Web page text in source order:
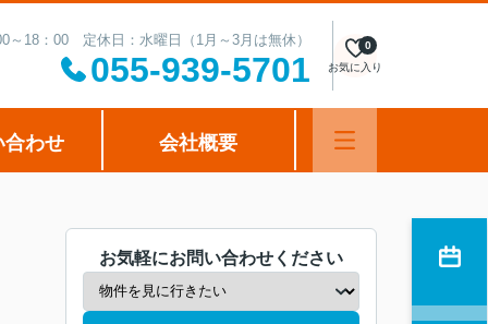
～18：00 定休日：水曜日（1月～3月は無休）
055-939-5701 お気に入り
0
合わせ 会社概要
お気軽にお問い合わせください